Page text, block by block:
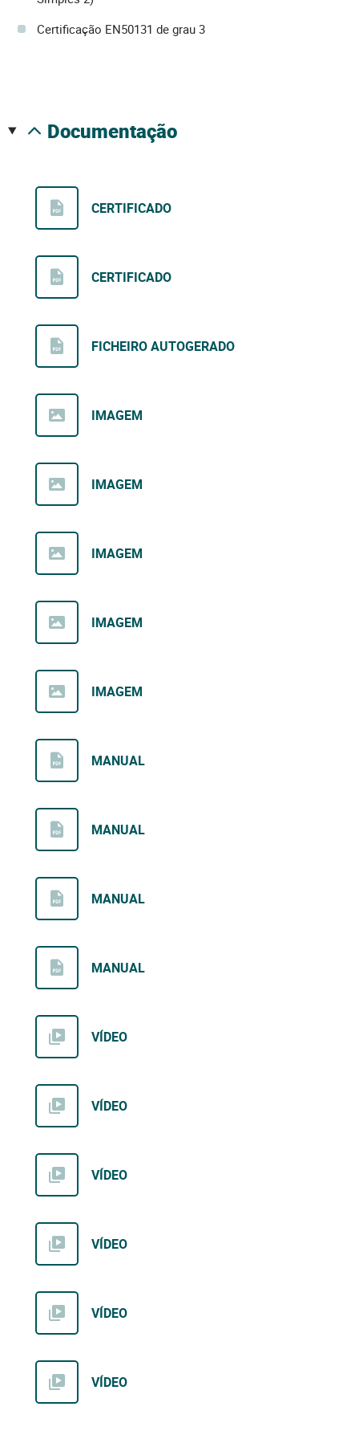
Certificação EN50131 de grau 3
documentação
CERTIFICADO
CERTIFICADO
FICHEIRO AUTOGERADO
IMAGEM
IMAGEM
IMAGEM
IMAGEM
IMAGEM
MANUAL
MANUAL
MANUAL
MANUAL
VÍDEO
VÍDEO
VÍDEO
VÍDEO
VÍDEO
VÍDEO